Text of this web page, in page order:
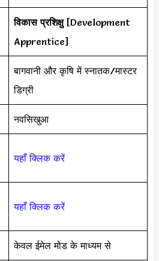
विकास प्रशिक्षु[Development
Apprentice]
बागवानी और कृषि में स्नातक/मास्टर
डिग्री
नवसिखुआ
यहाँ क्लिक करें
यहाँ क्लिक करें
केवल ईमेल मोड के माध्यम से